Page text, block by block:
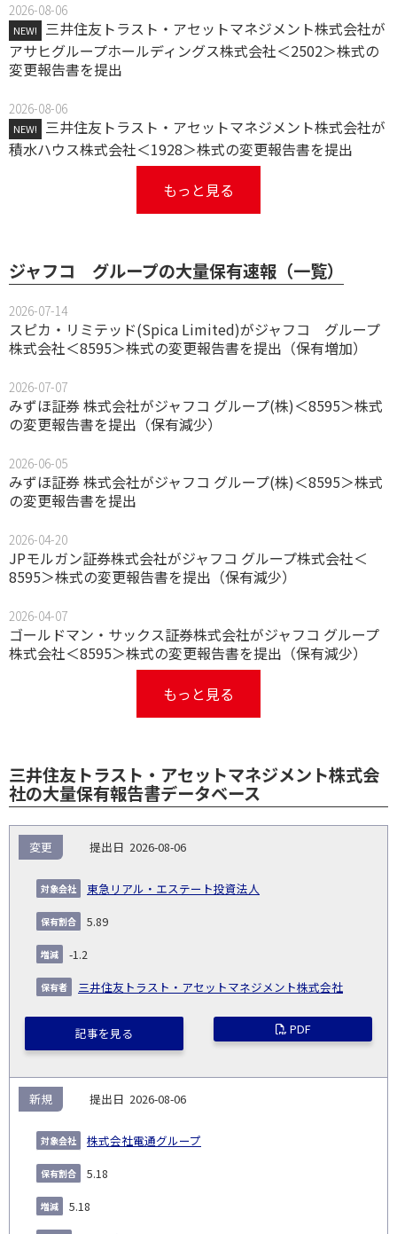
2026-08-06
NEW!
三井住友トラスト・アセットマネジメント株式会社が
アサヒグループホールディングス株式会社＜2502＞株式の
変更報告書を提出
2026-08-06
NEW!
三井住友トラスト・アセットマネジメント株式会社が
積水ハウス株式会社＜1928＞株式の変更報告書を提出
もっと見る
ジャフコ グループの大量保有速報（一覧）
2026-07-14
スピカ・リミテッド(Spica Limited)がジャフコ グループ
株式会社＜8595＞株式の変更報告書を提出（保有増加）
2026-07-07
みずほ証券 株式会社がジャフコ グループ(株)＜8595＞株式
の変更報告書を提出（保有減少）
2026-06-05
みずほ証券 株式会社がジャフコ グループ(株)＜8595＞株式
の変更報告書を提出
2026-04-20
JPモルガン証券株式会社がジャフコ グループ株式会社＜
8595＞株式の変更報告書を提出（保有減少）
2026-04-07
ゴールドマン・サックス証券株式会社がジャフコ グループ
株式会社＜8595＞株式の変更報告書を提出（保有減少）
もっと見る
三井住友トラスト・アセットマネジメント株式会
社の大量保有報告書データベース
NO.
告
義
務
発
生
日
出
コー
象
業
種
割
2026-08-06
東急リアル・エステート投資法人
変更
5.89
-1.2
三井住友トラスト・アセットマネジメント株式会社
記事を見る PDF
2026-08-06
株式会社電通グループ
新規
5.18
5.18